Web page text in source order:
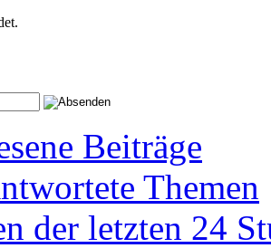
Beiträge
Themen
der letzten 24